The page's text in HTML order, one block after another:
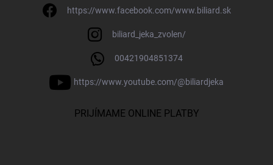
https://www.facebook.com/www.biliard.sk
biliard_jeka_zvolen/
00421904851374
https://www.youtube.com/@biliardjeka
PRIJÍMAME ONLINE PLATBY